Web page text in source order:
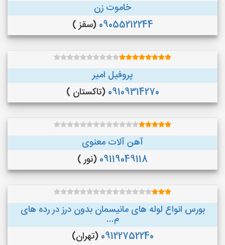
خاموت زن
09055212244 (سقز )
پروفیل امیر
09109314270 (تاکستان )
آهن آلات معنوی
09119049118 (نور )
بورس انواع لوله های مانیسمان بدون درز در رده های
م...
09122752240 (تهران)